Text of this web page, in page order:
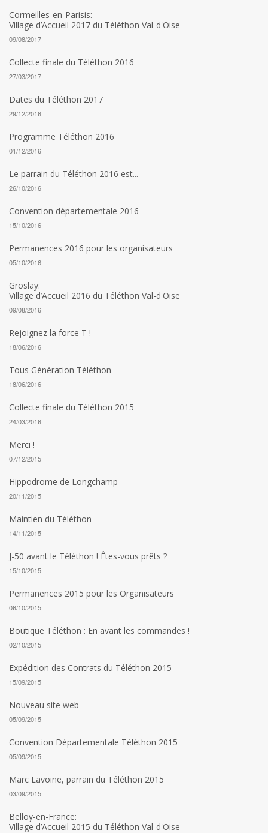
Cormeilles-en-Parisis:
Village d’Accueil 2017 du Téléthon Val-d'Oise
09/08/2017
Collecte finale du Téléthon 2016
27/03/2017
Dates du Téléthon 2017
29/12/2016
Programme Téléthon 2016
01/12/2016
Le parrain du Téléthon 2016 est...
26/10/2016
Convention départementale 2016
15/10/2016
Permanences 2016 pour les organisateurs
05/10/2016
Groslay:
Village d’Accueil 2016 du Téléthon Val-d'Oise
09/08/2016
Rejoignez la force T !
18/06/2016
Tous Génération Téléthon
18/06/2016
Collecte finale du Téléthon 2015
24/03/2016
Merci !
07/12/2015
Hippodrome de Longchamp
20/11/2015
Maintien du Téléthon
14/11/2015
J-50 avant le Téléthon ! Êtes-vous prêts ?
15/10/2015
Permanences 2015 pour les Organisateurs
06/10/2015
Boutique Téléthon : En avant les commandes !
02/10/2015
Expédition des Contrats du Téléthon 2015
15/09/2015
Nouveau site web
05/09/2015
Convention Départementale Téléthon 2015
05/09/2015
Marc Lavoine, parrain du Téléthon 2015
03/09/2015
Belloy-en-France:
Village d’Accueil 2015 du Téléthon Val-d'Oise